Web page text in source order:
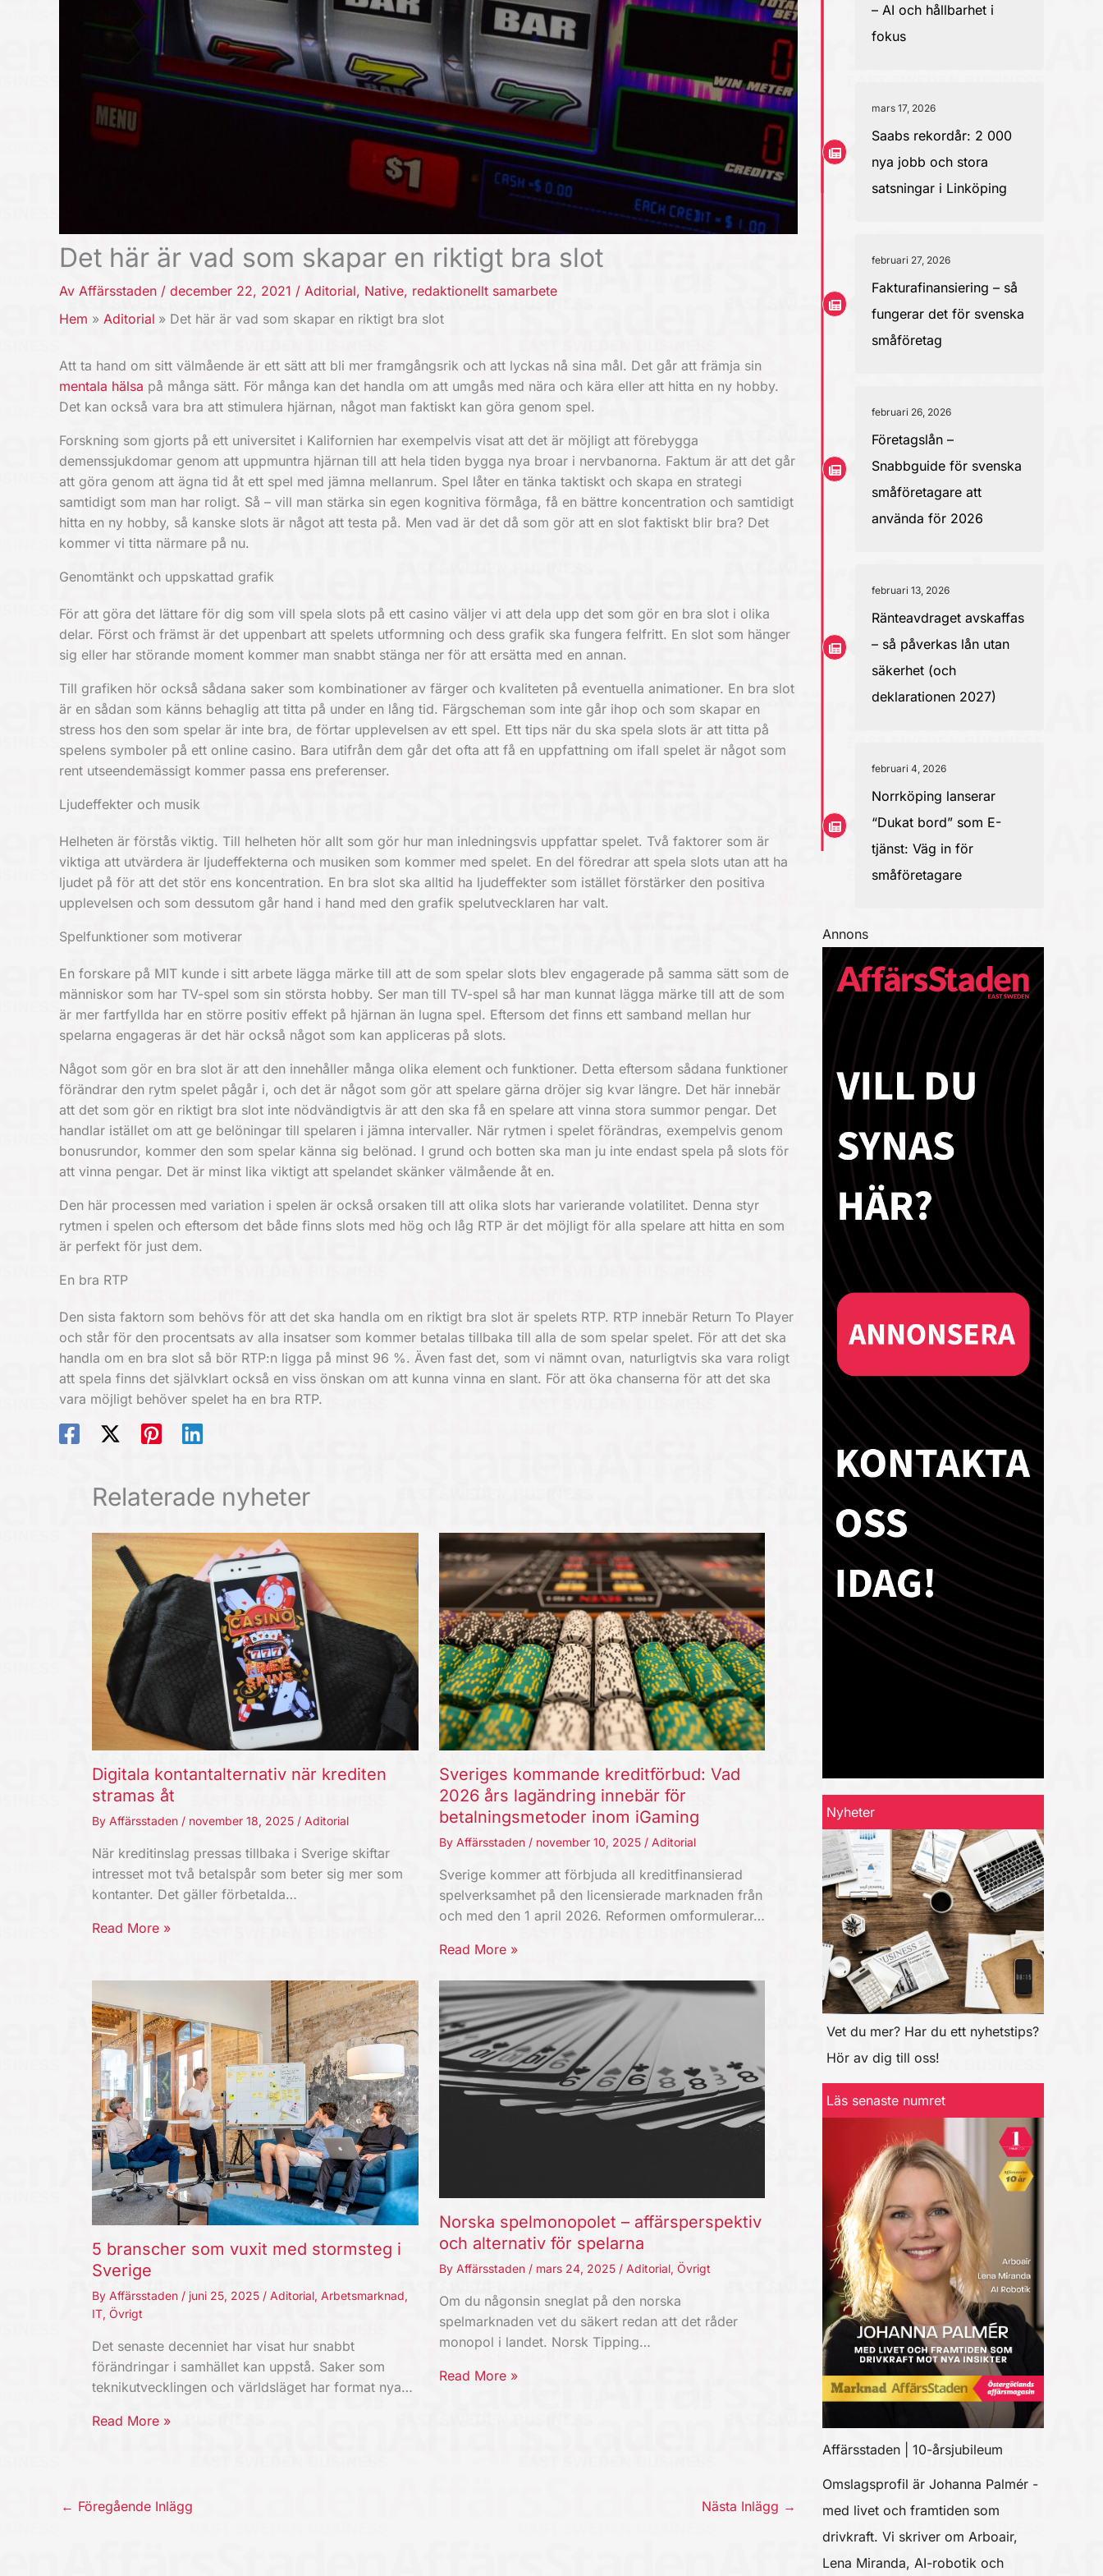
Det här är vad som skapar en riktigt bra slot
Av Affärsstaden / december 22, 2021 / Aditorial, Native, redaktionellt samarbete
Hem
Aditorial Det här är vad som skapar en riktigt bra slot
Att ta hand om sitt välmående är ett sätt att bli mer framgångsrik och att lyckas nå sina mål. Det går att främja sin
mentala hälsa på många sätt. För många kan det handla om att umgås med nära och kära eller att hitta en ny hobby.
Det kan också vara bra att stimulera hjärnan, något man faktiskt kan göra genom spel.
Forskning som gjorts på ett universitet i Kalifornien har exempelvis visat att det är möjligt att förebygga
demenssjukdomar genom att uppmuntra hjärnan till att hela tiden bygga nya broar i nervbanorna. Faktum är att det går
att göra genom att ägna tid åt ett spel med jämna mellanrum. Spel låter en tänka taktiskt och skapa en strategi
samtidigt som man har roligt. Så – vill man stärka sin egen kognitiva förmåga, få en bättre koncentration och samtidigt
hitta en ny hobby, så kanske slots är något att testa på. Men vad är det då som gör att en slot faktiskt blir bra? Det
kommer vi titta närmare på nu.
Genomtänkt och uppskattad grafik
För att göra det lättare för dig som vill spela slots på ett casino väljer vi att dela upp det som gör en bra slot i olika
delar. Först och främst är det uppenbart att spelets utformning och dess grafik ska fungera felfritt. En slot som hänger
sig eller har störande moment kommer man snabbt stänga ner för att ersätta med en annan.
Till grafiken hör också sådana saker som kombinationer av färger och kvaliteten på eventuella animationer. En bra slot
är en sådan som känns behaglig att titta på under en lång tid. Färgscheman som inte går ihop och som skapar en
stress hos den som spelar är inte bra, de förtar upplevelsen av ett spel. Ett tips när du ska spela slots är att titta på
spelens symboler på ett online casino. Bara utifrån dem går det ofta att få en uppfattning om ifall spelet är något som
rent utseendemässigt kommer passa ens preferenser.
Ljudeffekter och musik
Helheten är förstås viktig. Till helheten hör allt som gör hur man inledningsvis uppfattar spelet. Två faktorer som är
viktiga att utvärdera är ljudeffekterna och musiken som kommer med spelet. En del föredrar att spela slots utan att ha
ljudet på för att det stör ens koncentration. En bra slot ska alltid ha ljudeffekter som istället förstärker den positiva
upplevelsen och som dessutom går hand i hand med den grafik spelutvecklaren har valt.
Spelfunktioner som motiverar
En forskare på MIT kunde i sitt arbete lägga märke till att de som spelar slots blev engagerade på samma sätt som de
människor som har TV-spel som sin största hobby. Ser man till TV-spel så har man kunnat lägga märke till att de som
är mer fartfyllda har en större positiv effekt på hjärnan än lugna spel. Eftersom det finns ett samband mellan hur
spelarna engageras är det här också något som kan appliceras på slots.
Något som gör en bra slot är att den innehåller många olika element och funktioner. Detta eftersom sådana funktioner
förändrar den rytm spelet pågår i, och det är något som gör att spelare gärna dröjer sig kvar längre. Det här innebär
att det som gör en riktigt bra slot inte nödvändigtvis är att den ska få en spelare att vinna stora summor pengar. Det
handlar istället om att ge belöningar till spelaren i jämna intervaller. När rytmen i spelet förändras, exempelvis genom
bonusrundor, kommer den som spelar känna sig belönad. I grund och botten ska man ju inte endast spela på slots för
att vinna pengar. Det är minst lika viktigt att spelandet skänker välmående åt en.
Den här processen med variation i spelen är också orsaken till att olika slots har varierande volatilitet. Denna styr
rytmen i spelen och eftersom det både finns slots med hög och låg RTP är det möjligt för alla spelare att hitta en som
är perfekt för just dem.
En bra RTP
Den sista faktorn som behövs för att det ska handla om en riktigt bra slot är spelets RTP. RTP innebär Return To Player
och står för den procentsats av alla insatser som kommer betalas tillbaka till alla de som spelar spelet. För att det ska
handla om en bra slot så bör RTP:n ligga på minst 96 %. Även fast det, som vi nämnt ovan, naturligtvis ska vara roligt
att spela finns det självklart också en viss önskan om att kunna vinna en slant. För att öka chanserna för att det ska
vara möjligt behöver spelet ha en bra RTP.
Relaterade nyheter
Digitala kontantalternativ när krediten
stramas åt
By Affärsstaden / november 18, 2025 / Aditorial
När kreditinslag pressas tillbaka i Sverige skiftar
intresset mot två betalspår som beter sig mer som
kontanter. Det gäller förbetalda…
Read More »
Sveriges kommande kreditförbud: Vad
2026 års lagändring innebär för
betalningsmetoder inom iGaming
By Affärsstaden / november 10, 2025 / Aditorial
Sverige kommer att förbjuda all kreditfinansierad
spelverksamhet på den licensierade marknaden från
och med den 1 april 2026. Reformen omformulerar…
Read More »
5 branscher som vuxit med stormsteg i
Sverige
By Affärsstaden / juni 25, 2025 / Aditorial, Arbetsmarknad,
IT, Övrigt
Det senaste decenniet har visat hur snabbt
förändringar i samhället kan uppstå. Saker som
teknikutvecklingen och världsläget har format nya…
Read More »
Norska spelmonopolet – affärsperspektiv
och alternativ för spelarna
By Affärsstaden / mars 24, 2025 / Aditorial, Övrigt
Om du någonsin sneglat på den norska
spelmarknaden vet du säkert redan att det råder
monopol i landet. Norsk Tipping…
Read More »
← Föregående Inlägg Nästa Inlägg →
– AI och hållbarhet i
fokus
mars 17, 2026
Saabs rekordår: 2 000
nya jobb och stora
satsningar i Linköping
februari 27, 2026
Fakturafinansiering – så
fungerar det för svenska
småföretag
februari 26, 2026
Företagslån –
Snabbguide för svenska
småföretagare att
använda för 2026
februari 13, 2026
Ränteavdraget avskaffas
– så påverkas lån utan
säkerhet (och
deklarationen 2027)
februari 4, 2026
Norrköping lanserar
“Dukat bord” som E-
tjänst: Väg in för
småföretagare
Annons
Nyheter
Vet du mer? Har du ett nyhetstips?
Hör av dig till oss!
Läs senaste numret
Affärsstaden | 10-årsjubileum
Omslagsprofil är Johanna Palmér -
med livet och framtiden som
drivkraft. Vi skriver om Arboair,
Lena Miranda, AI-robotik och